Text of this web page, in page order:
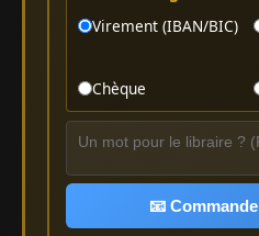
Virement (IBAN/BIC)
Chèque
📧